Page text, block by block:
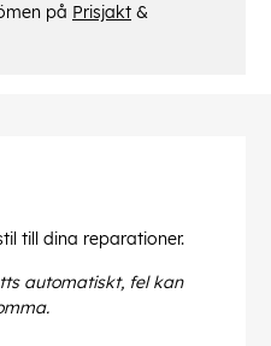
på Prisjakt &
till dina reparationer.
automatiskt, fel kan